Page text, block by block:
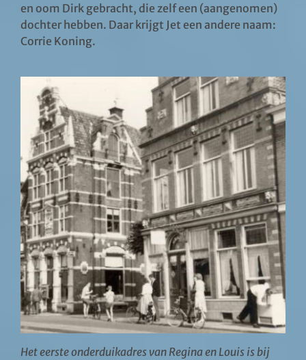
en oom Dirk gebracht, die zelf een (aangenomen)
dochter hebben. Daar krijgt Jet een andere naam:
Corrie Koning.
Het eerste onderduikadres van Regina en Louis is bij